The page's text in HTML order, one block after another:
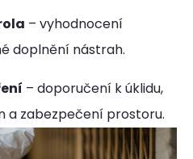
– vyhodnocení
doplnění nástrah.
– doporučení k úklidu,
a zabezpečení prostoru.